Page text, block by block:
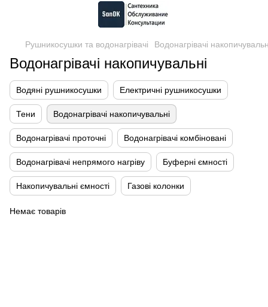
Рушникосушки та водонагрівачі Водонагрівачі
Водонагрівачі накопичувальні
Водяні рушникосушки Електричні рушникосушки
Тени Водонагрівачі накопичувальні
Водонагрівачі проточні Водонагрівачі комбіновані
Водонагрівачі непрямого нагріву Буферні ємності
Накопичувальні ємності Газові колонки
Немає товарів